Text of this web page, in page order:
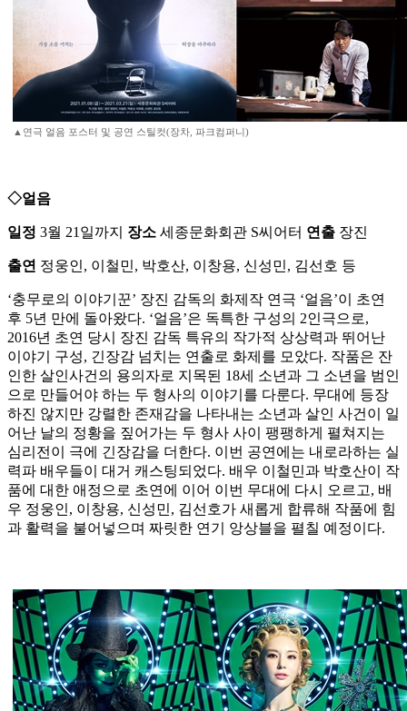
▲연극 얼음 포스터 및 공연 스틸컷(장차, 파크컴퍼니)
◇얼음
일정 3월 21일까지 장소 세종문화회관 S씨어터 연출 장진
출연 정웅인, 이철민, 박호산, 이창용, 신성민, 김선호 등
‘충무로의 이야기꾼’ 장진 감독의 화제작 연극 ‘얼음’이 초연
후 5년 만에 돌아왔다. ‘얼음’은 독특한 구성의 2인극으로,
2016년 초연 당시 장진 감독 특유의 작가적 상상력과 뛰어난
이야기 구성, 긴장감 넘치는 연출로 화제를 모았다. 작품은 잔
인한 살인사건의 용의자로 지목된 18세 소년과 그 소년을 범인
으로 만들어야 하는 두 형사의 이야기를 다룬다. 무대에 등장
하진 않지만 강렬한 존재감을 나타내는 소년과 살인 사건이 일
어난 날의 정황을 짚어가는 두 형사 사이 팽팽하게 펼쳐지는
심리전이 극에 긴장감을 더한다. 이번 공연에는 내로라하는 실
력파 배우들이 대거 캐스팅되었다. 배우 이철민과 박호산이 작
품에 대한 애정으로 초연에 이어 이번 무대에 다시 오르고, 배
우 정웅인, 이창용, 신성민, 김선호가 새롭게 합류해 작품에 힘
과 활력을 불어넣으며 짜릿한 연기 앙상블을 펼칠 예정이다.